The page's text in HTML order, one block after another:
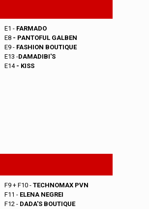
E1 - FARMADO
E8 - PANTOFUL GALBEN
E9 - FASHION BOUTIQUE
E13 -DAMADIBI'S
E14- KISS
F9 + F10 - TECHNOMAX PVN
F11 - ELENA NEGREI
F12 - DADA'S BOUTIQUE